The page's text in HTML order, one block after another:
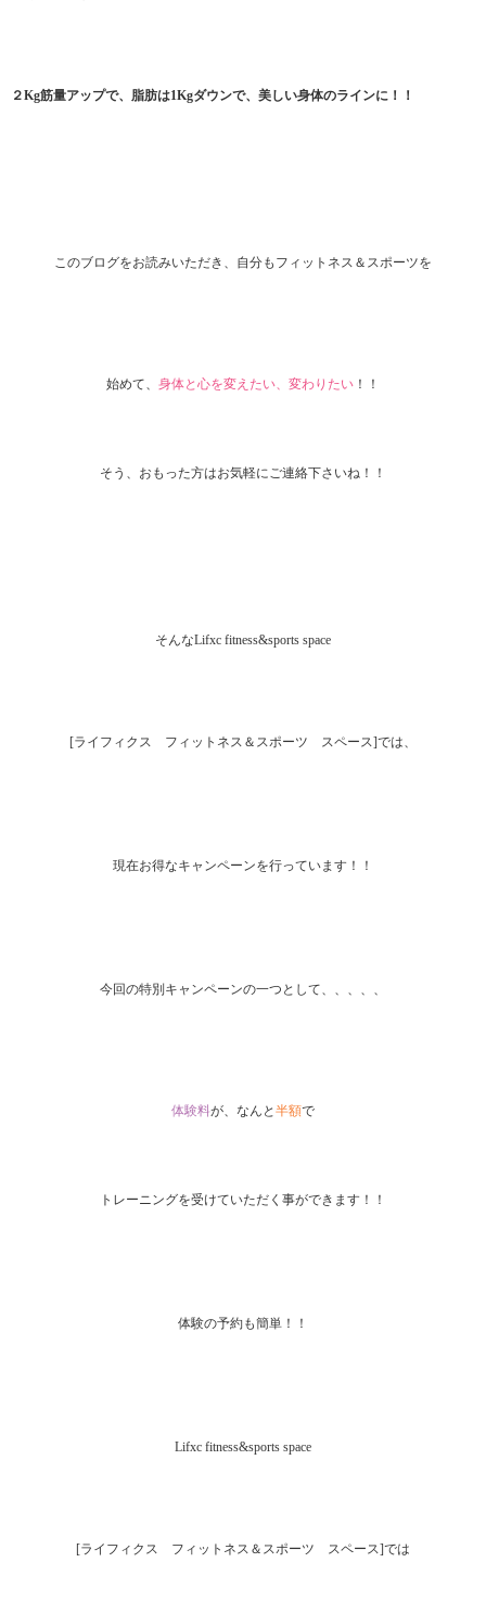
２Kg筋量アップで、脂肪は1Kgダウンで、美しい身体のラインに！！
このブログをお読みいただき、自分もフィットネス＆スポーツを
始めて、 身体と心を変えたい、変わりたい ！！
そう、おもった方はお気軽にご連絡下さいね！！
そんなLifxc fitness&sports space
[ライフィクス フィットネス＆スポーツ スペース]では、
現在お得なキャンペーンを行っています！！
今回の特別キャンペーンの一つとして、、、、、
体験料が、なんと 半額で
トレーニングを受けていただく事ができます！！
体験の予約も簡単！！
Lifxc fitness&sports space
[ライフィクス フィットネス＆スポーツ スペース]では